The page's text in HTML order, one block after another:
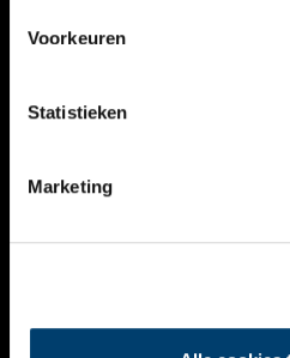
Voorkeuren
Statistieken
Marketing
KALENDER
THEMA’S
VIDEO’S
CONTACT